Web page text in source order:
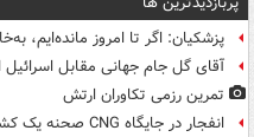
پزشکیان: اگر تا امروز مانده‌ایم،
آقای گل جام جهانی مقابل اسرائیل
تمرین رزمی تکاوران ارتش
انفجار در جایگاه CNG صحنه یک کشته و سه مصدوم برجا گذاشت